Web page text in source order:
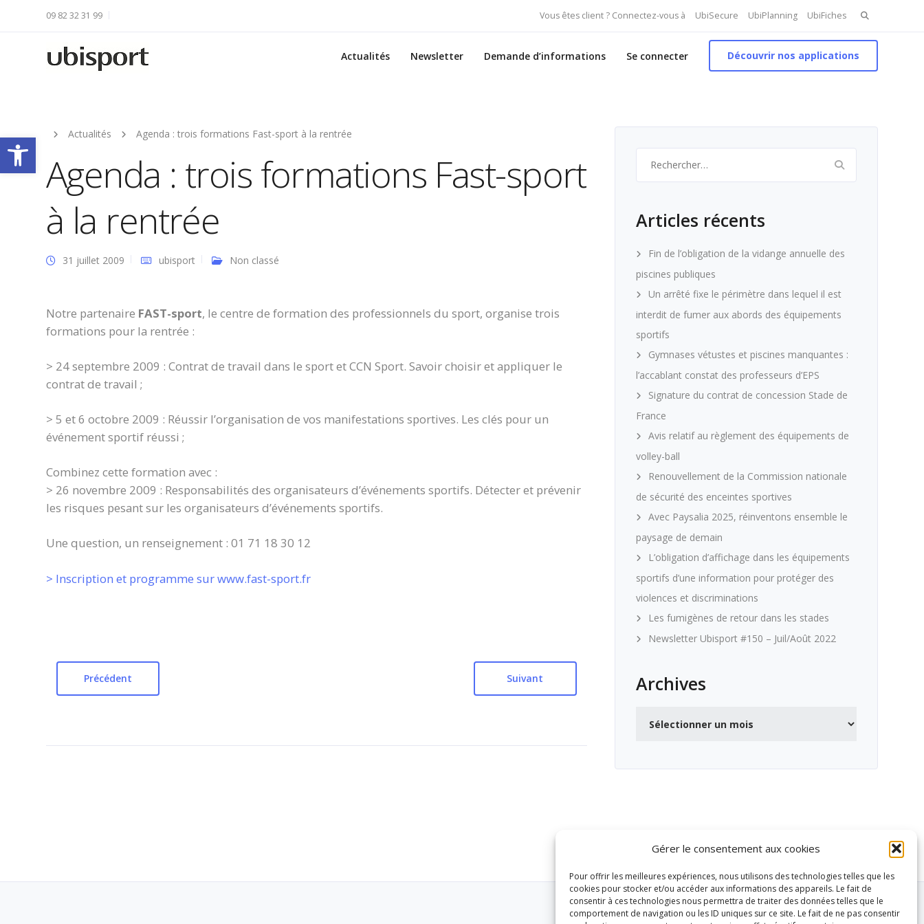
Ouvrir la barre d’outils
Gérer le consentement aux cookies
Pour offrir les meilleures expériences, nous utilisons des technologies telles que les
cookies pour stocker et/ou accéder aux informations des appareils. Le fait de
consentir à ces technologies nous permettra de traiter des données telles que le
comportement de navigation ou les ID uniques sur ce site. Le fait de ne pas consentir
Vous êtes client ? Connectez-vous à UbiSecure UbiPlanning UbiFiches Search
for:
09 82 32 31 99
Actualités Newsletter Demande d’informations Se connecter Découvrir nos applications
Actualités Agenda : trois formations Fast-sport à la rentrée
Agenda : trois formations Fast-sport
à la rentrée
31 juillet 2009 ubisport Non classé
Notre partenaire FAST-sport, le centre de formation des professionnels du sport, organise trois
formations pour la rentrée :
> 24 septembre 2009 : Contrat de travail dans le sport et CCN Sport. Savoir choisir et appliquer le
contrat de travail ;
> 5 et 6 octobre 2009 : Réussir l’organisation de vos manifestations sportives. Les clés pour un
événement sportif réussi ;
Combinez cette formation avec :
> 26 novembre 2009 : Responsabilités des organisateurs d’événements sportifs. Détecter et prévenir
les risques pesant sur les organisateurs d’événements sportifs.
Une question, un renseignement : 01 71 18 30 12
> Inscription et programme sur www.fast-sport.fr
Précédent Suivant
Articles récents
Fin de l’obligation de la vidange annuelle des
piscines publiques
Un arrêté fixe le périmètre dans lequel il est
interdit de fumer aux abords des équipements
sportifs
Gymnases vétustes et piscines manquantes :
l’accablant constat des professeurs d’EPS
Signature du contrat de concession Stade de
France
Avis relatif au règlement des équipements de
volley-ball
Renouvellement de la Commission nationale
de sécurité des enceintes sportives
Avec Paysalia 2025, réinventons ensemble le
paysage de demain
L’obligation d’affichage dans les équipements
sportifs d’une information pour protéger des
violences et discriminations
Les fumigènes de retour dans les stades
Newsletter Ubisport #150 – Juil/Août 2022
Archives